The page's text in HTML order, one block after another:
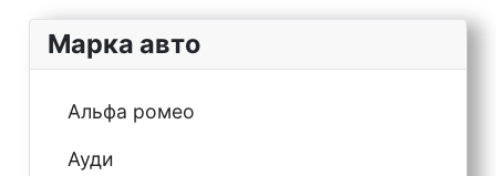
Марка авто
Альфа ромео
Ауди